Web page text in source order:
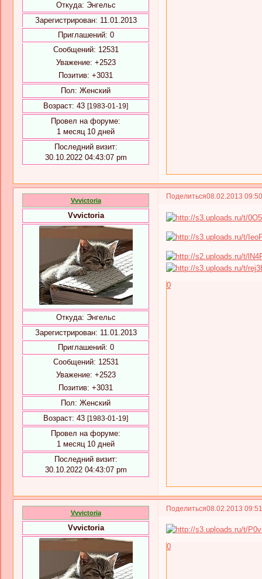
Откуда: Энгельс
Зарегистрирован: 11.01.2013
Приглашений: 0
Сообщений: 12531
Уважение: +2523
Позитив: +3031
Пол: Женский
Возраст: 43 [1983-01-19]
Провел на форуме:
1 месяц 10 дней
Последний визит:
30.10.2022 04:43:07 pm
Поделиться08.02.2013
Vvvictoria
Vvvictoria
Откуда: Энгельс
Зарегистрирован: 11.01.2013
Приглашений: 0
Сообщений: 12531
Уважение: +2523
Позитив: +3031
Пол: Женский
Возраст: 43 [1983-01-19]
Провел на форуме:
1 месяц 10 дней
Последний визит:
30.10.2022 04:43:07 pm
0
Поделиться08.02.2013
Vvvictoria
Vvvictoria
0